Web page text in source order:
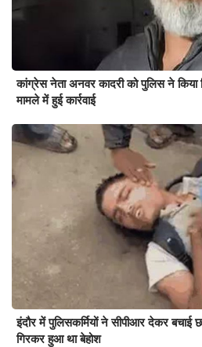
कांग्रेस नेता अनवर कादरी को पुलिस ने किया
मामले में हुई कार्रवाई
इंदौर में पुलिसकर्मियों ने सीपीआर देकर बचाई
गिरकर हुआ था बेहोश